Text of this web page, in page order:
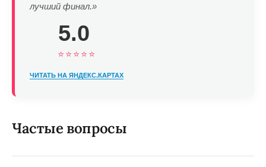
лучший финал.»
5.0
⭐⭐⭐⭐⭐
ЧИТАТЬ НА ЯНДЕКС.КАРТАХ
Частые вопросы